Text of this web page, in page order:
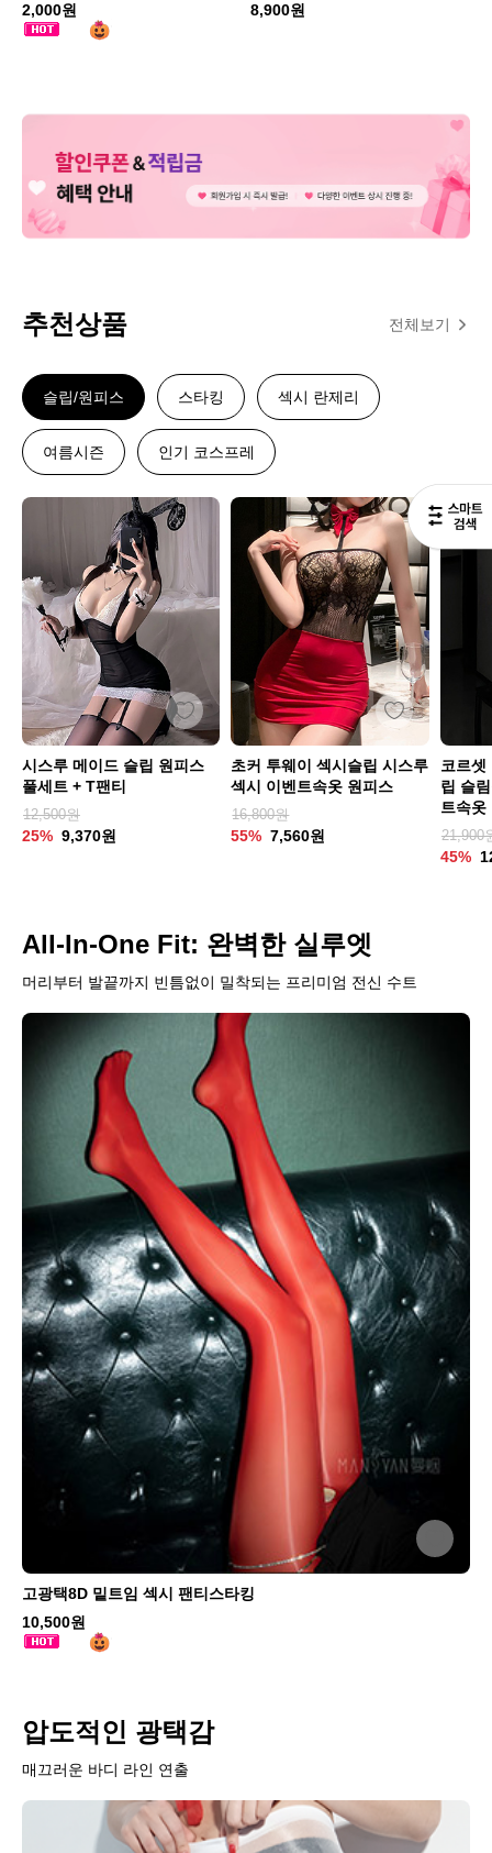
2,000원 8,900원
추천상품 전체보기
슬립/원피스 스타킹 섹시 란제리
여름시즌 인기 코스프레
시스루 메이드 슬립 원피스
풀세트 + T팬티
12,500원
25% 9,370원
초커 투웨이 섹시슬립 시스루
섹시 이벤트속옷 원피스
16,800원
55% 7,560원
코르셋
립 슬
트속옷
21,900
45%
All-In-One Fit: 완벽한 실루엣
머리부터 발끝까지 빈틈없이 밀착되는 프리미엄 전신 수트
고광택8D 밑트임 섹시 팬티스타킹
10,500원
압도적인 광택감
매끄러운 바디 라인 연출